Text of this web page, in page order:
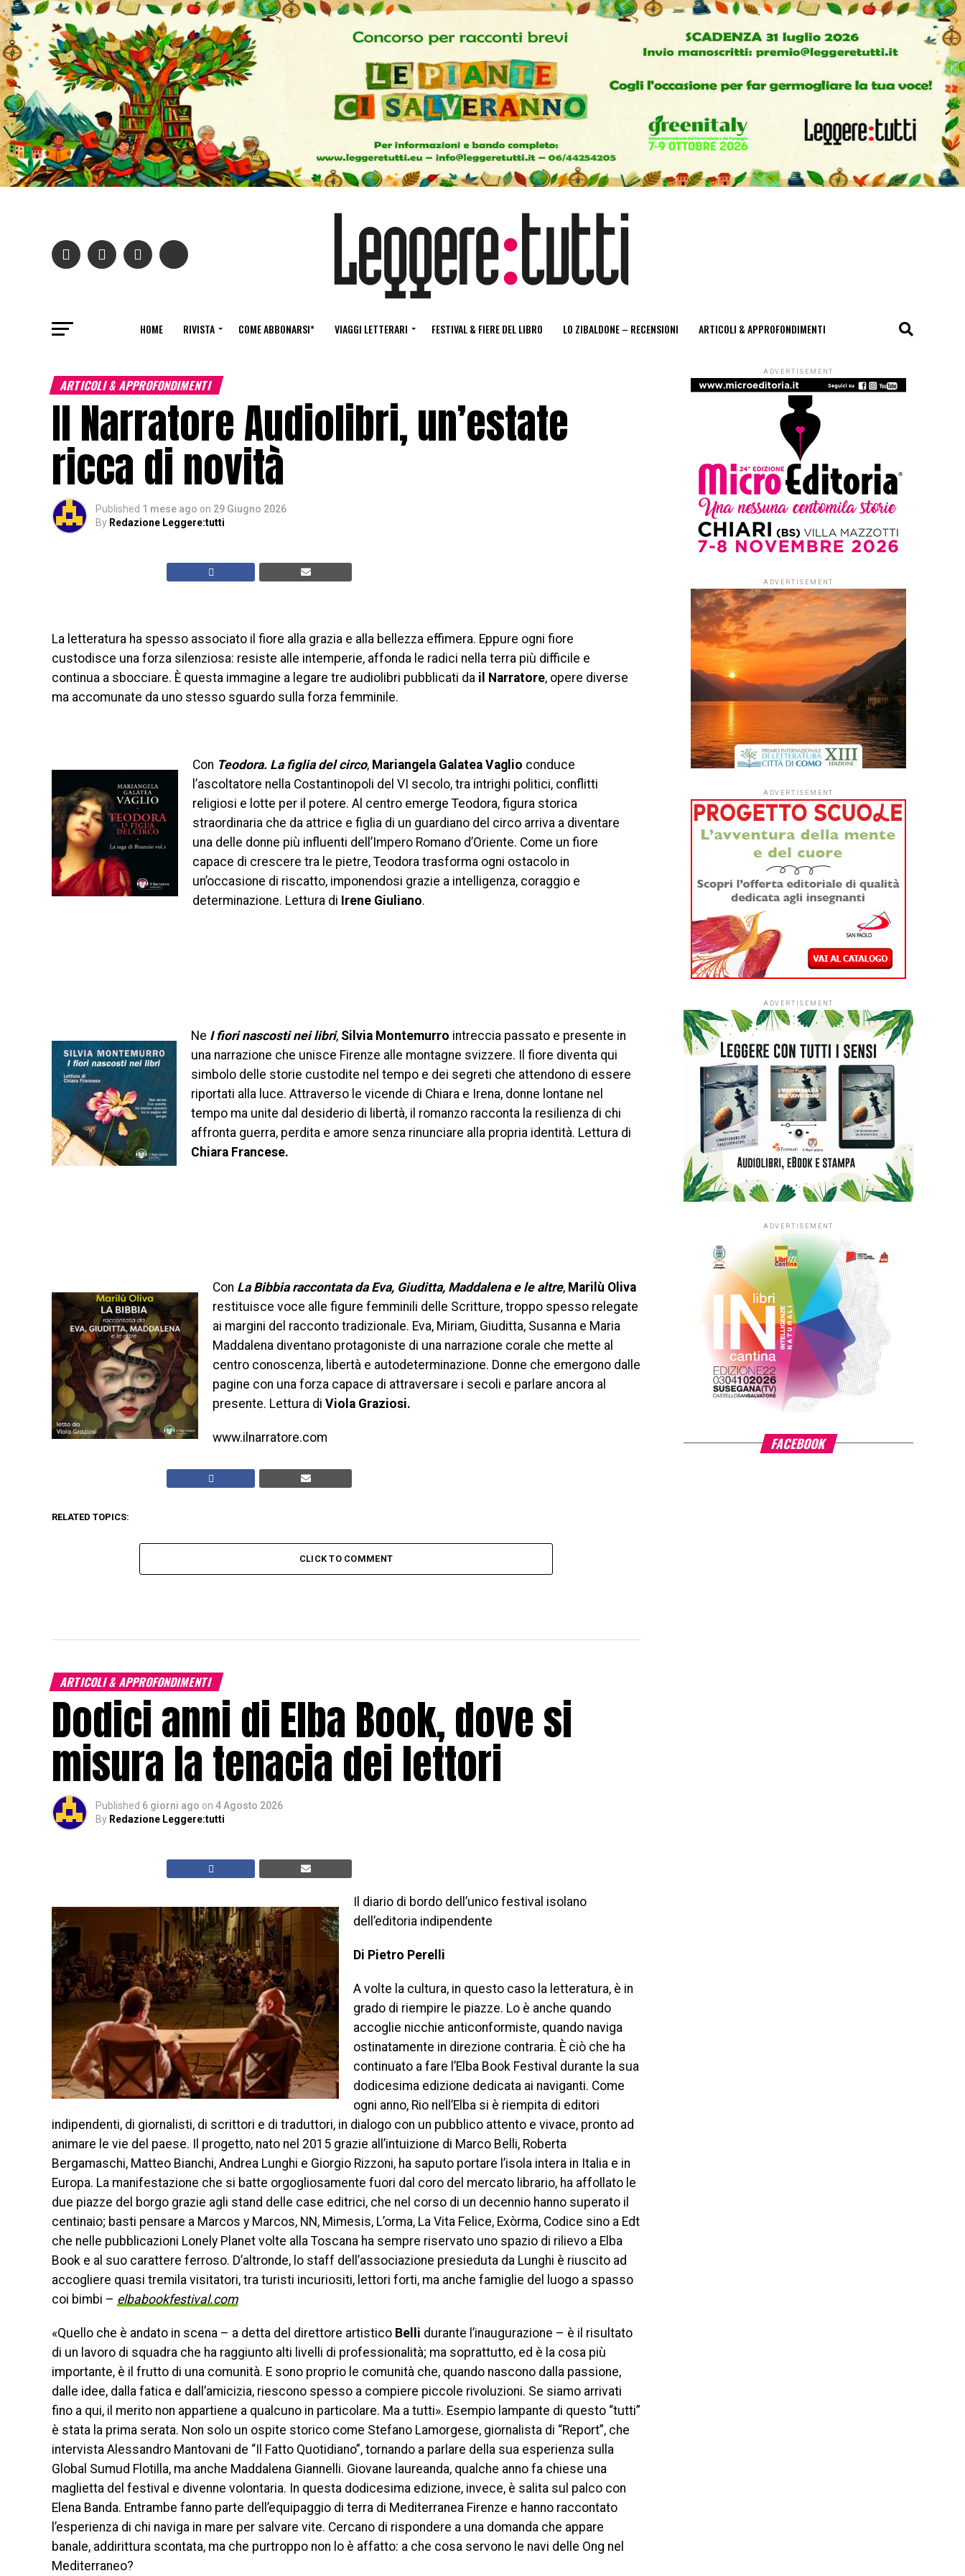
HOME RIVISTA COME ABBONARSI* VIAGGI LETTERARI FESTIVAL & FIERE DEL LIBRO LO ZIBALDONE – RECENSIONI ARTICOLI & APPROFONDIMENTI
ARTICOLI & APPROFONDIMENTI
Il Narratore Audiolibri, un’estate
ricca di novità
Published 1 mese ago on 29 Giugno 2026
By Redazione Leggere:tutti
La letteratura ha spesso associato il fiore alla grazia e alla bellezza effimera. Eppure ogni fiore
custodisce una forza silenziosa: resiste alle intemperie, affonda le radici nella terra più difficile e
continua a sbocciare. È questa immagine a legare tre audiolibri pubblicati da il Narratore, opere diverse
ma accomunate da uno stesso sguardo sulla forza femminile.
Con Teodora. La figlia del circo, Mariangela Galatea Vaglio conduce
l’ascoltatore nella Costantinopoli del VI secolo, tra intrighi politici, conflitti
religiosi e lotte per il potere. Al centro emerge Teodora, figura storica
straordinaria che da attrice e figlia di un guardiano del circo arriva a diventare
una delle donne più influenti dell’Impero Romano d’Oriente. Come un fiore
capace di crescere tra le pietre, Teodora trasforma ogni ostacolo in
un’occasione di riscatto, imponendosi grazie a intelligenza, coraggio e
determinazione. Lettura di Irene Giuliano.
Ne I fiori nascosti nei libri, Silvia Montemurro intreccia passato e presente in
una narrazione che unisce Firenze alle montagne svizzere. Il fiore diventa qui
simbolo delle storie custodite nel tempo e dei segreti che attendono di essere
riportati alla luce. Attraverso le vicende di Chiara e Irena, donne lontane nel
tempo ma unite dal desiderio di libertà, il romanzo racconta la resilienza di chi
affronta guerra, perdita e amore senza rinunciare alla propria identità. Lettura di
Chiara Francese.
Con La Bibbia raccontata da Eva, Giuditta, Maddalena e le altre, Marilù Oliva
restituisce voce alle figure femminili delle Scritture, troppo spesso relegate
ai margini del racconto tradizionale. Eva, Miriam, Giuditta, Susanna e Maria
Maddalena diventano protagoniste di una narrazione corale che mette al
centro conoscenza, libertà e autodeterminazione. Donne che emergono dalle
pagine con una forza capace di attraversare i secoli e parlare ancora al
presente. Lettura di Viola Graziosi.
www.ilnarratore.com
RELATED TOPICS:
CLICK TO COMMENT
ARTICOLI & APPROFONDIMENTI
Dodici anni di Elba Book, dove si
misura la tenacia dei lettori
Published 6 giorni ago on 4 Agosto 2026
By Redazione Leggere:tutti
Il diario di bordo dell’unico festival isolano
dell’editoria indipendente
Di Pietro Perelli
A volte la cultura, in questo caso la letteratura, è in
grado di riempire le piazze. Lo è anche quando
accoglie nicchie anticonformiste, quando naviga
ostinatamente in direzione contraria. È ciò che ha
continuato a fare l’Elba Book Festival durante la sua
dodicesima edizione dedicata ai naviganti. Come
ogni anno, Rio nell’Elba si è riempita di editori
indipendenti, di giornalisti, di scrittori e di traduttori, in dialogo con un pubblico attento e vivace, pronto ad
animare le vie del paese. Il progetto, nato nel 2015 grazie all’intuizione di Marco Belli, Roberta
Bergamaschi, Matteo Bianchi, Andrea Lunghi e Giorgio Rizzoni, ha saputo portare l’isola intera in Italia e in
Europa. La manifestazione che si batte orgogliosamente fuori dal coro del mercato librario, ha affollato le
due piazze del borgo grazie agli stand delle case editrici, che nel corso di un decennio hanno superato il
centinaio; basti pensare a Marcos y Marcos, NN, Mimesis, L’orma, La Vita Felice, Exòrma, Codice sino a Edt
che nelle pubblicazioni Lonely Planet volte alla Toscana ha sempre riservato uno spazio di rilievo a Elba
Book e al suo carattere ferroso. D’altronde, lo staff dell’associazione presieduta da Lunghi è riuscito ad
accogliere quasi tremila visitatori, tra turisti incuriositi, lettori forti, ma anche famiglie del luogo a spasso
coi bimbi – elbabookfestival.com
«Quello che è andato in scena – a detta del direttore artistico Belli durante l’inaugurazione – è il risultato
di un lavoro di squadra che ha raggiunto alti livelli di professionalità; ma soprattutto, ed è la cosa più
importante, è il frutto di una comunità. E sono proprio le comunità che, quando nascono dalla passione,
dalle idee, dalla fatica e dall’amicizia, riescono spesso a compiere piccole rivoluzioni. Se siamo arrivati
fino a qui, il merito non appartiene a qualcuno in particolare. Ma a tutti». Esempio lampante di questo “tutti”
è stata la prima serata. Non solo un ospite storico come Stefano Lamorgese, giornalista di “Report”, che
intervista Alessandro Mantovani de “Il Fatto Quotidiano”, tornando a parlare della sua esperienza sulla
Global Sumud Flotilla, ma anche Maddalena Giannelli. Giovane laureanda, qualche anno fa chiese una
maglietta del festival e divenne volontaria. In questa dodicesima edizione, invece, è salita sul palco con
Elena Banda. Entrambe fanno parte dell’equipaggio di terra di Mediterranea Firenze e hanno raccontato
l’esperienza di chi naviga in mare per salvare vite. Cercano di rispondere a una domanda che appare
banale, addirittura scontata, ma che purtroppo non lo è affatto: a che cosa servono le navi delle Ong nel
Mediterraneo?
ADVERTISEMENT
ADVERTISEMENT
ADVERTISEMENT
ADVERTISEMENT
ADVERTISEMENT
FACEBOOK